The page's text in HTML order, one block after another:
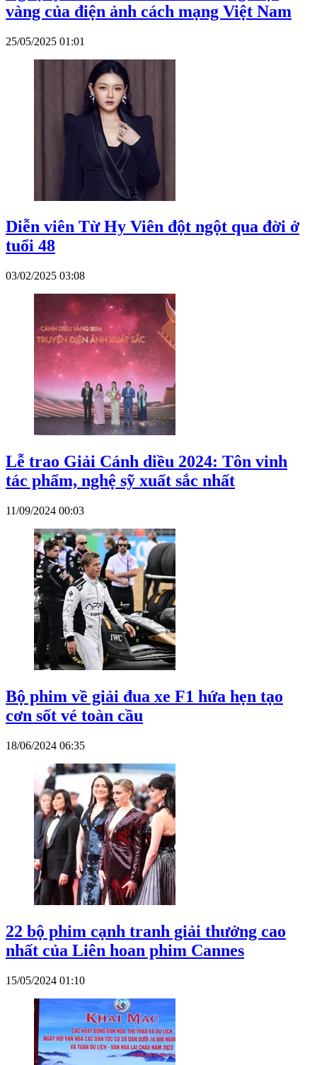
vàng của điện ảnh cách mạng Việt Nam
25/05/2025 01:01
Diễn viên Từ Hy Viên đột ngột qua đời ở
tuổi 48
03/02/2025 03:08
Lễ trao Giải Cánh diều 2024: Tôn vinh
tác phẩm, nghệ sỹ xuất sắc nhất
11/09/2024 00:03
Bộ phim về giải đua xe F1 hứa hẹn tạo
cơn sốt vé toàn cầu
18/06/2024 06:35
22 bộ phim cạnh tranh giải thưởng cao
nhất của Liên hoan phim Cannes
15/05/2024 01:10